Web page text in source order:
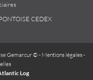
CEDEX
Gemarcur © - Mentions légales-
Log